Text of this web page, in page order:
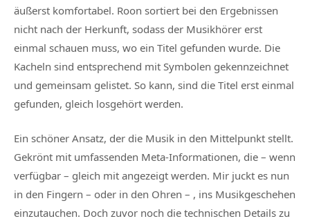
äußerst komfortabel. Roon sortiert bei den Ergebnissen
nicht nach der Herkunft, sodass der Musikhörer erst
einmal schauen muss, wo ein Titel gefunden wurde. Die
Kacheln sind entsprechend mit Symbolen gekennzeichnet
und gemeinsam gelistet. So kann, sind die Titel erst einmal
gefunden, gleich losgehört werden.
Ein schöner Ansatz, der die Musik in den Mittelpunkt stellt.
Gekrönt mit umfassenden Meta-Informationen, die – wenn
verfügbar – gleich mit angezeigt werden. Mir juckt es nun
in den Fingern – oder in den Ohren – , ins Musikgeschehen
einzutauchen. Doch zuvor noch die technischen Details zu